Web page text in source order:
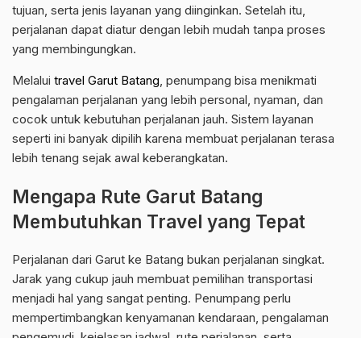
tujuan, serta jenis layanan yang diinginkan. Setelah itu,
perjalanan dapat diatur dengan lebih mudah tanpa proses
yang membingungkan.
Melalui travel Garut Batang, penumpang bisa menikmati
pengalaman perjalanan yang lebih personal, nyaman, dan
cocok untuk kebutuhan perjalanan jauh. Sistem layanan
seperti ini banyak dipilih karena membuat perjalanan terasa
lebih tenang sejak awal keberangkatan.
Mengapa Rute Garut Batang
Membutuhkan Travel yang Tepat
Perjalanan dari Garut ke Batang bukan perjalanan singkat.
Jarak yang cukup jauh membuat pemilihan transportasi
menjadi hal yang sangat penting. Penumpang perlu
mempertimbangkan kenyamanan kendaraan, pengalaman